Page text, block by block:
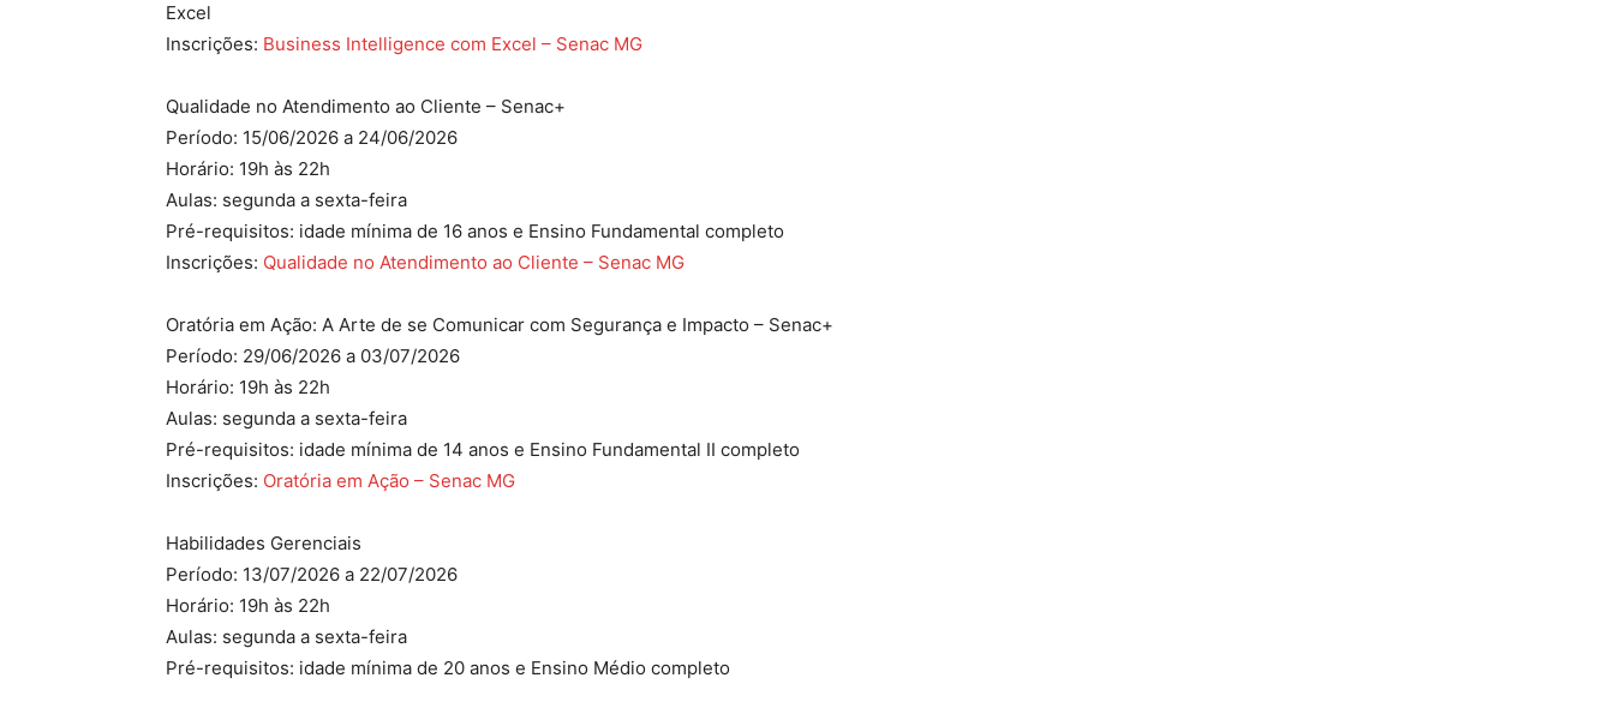
Excel
Inscrições: Business Intelligence com Excel – Senac MG
Qualidade no Atendimento ao Cliente – Senac+
Período: 15/06/2026 a 24/06/2026
Horário: 19h às 22h
Aulas: segunda a sexta-feira
Pré-requisitos: idade mínima de 16 anos e Ensino Fundamental completo
Inscrições: Qualidade no Atendimento ao Cliente – Senac MG
Oratória em Ação: A Arte de se Comunicar com Segurança e Impacto – Senac+
Período: 29/06/2026 a 03/07/2026
Horário: 19h às 22h
Aulas: segunda a sexta-feira
Pré-requisitos: idade mínima de 14 anos e Ensino Fundamental II completo
Inscrições: Oratória em Ação – Senac MG
Habilidades Gerenciais
Período: 13/07/2026 a 22/07/2026
Horário: 19h às 22h
Aulas: segunda a sexta-feira
Pré-requisitos: idade mínima de 20 anos e Ensino Médio completo